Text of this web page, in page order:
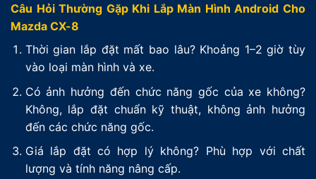
Câu Hỏi Thường Gặp Khi Lắp Màn Hình Android Cho
Mazda CX-8
Thời gian lắp đặt mất bao lâu? Khoảng 1–2 giờ tùy
vào loại màn hình và xe.
Có ảnh hưởng đến chức năng gốc của xe không?
Không, lắp đặt chuẩn kỹ thuật, không ảnh hưởng
đến các chức năng gốc.
Giá lắp đặt có hợp lý không? Phù hợp với chất
lượng và tính năng nâng cấp.